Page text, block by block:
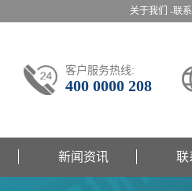
关于我们 -联
客户服务热线:
400 0000 208
新闻资讯 联